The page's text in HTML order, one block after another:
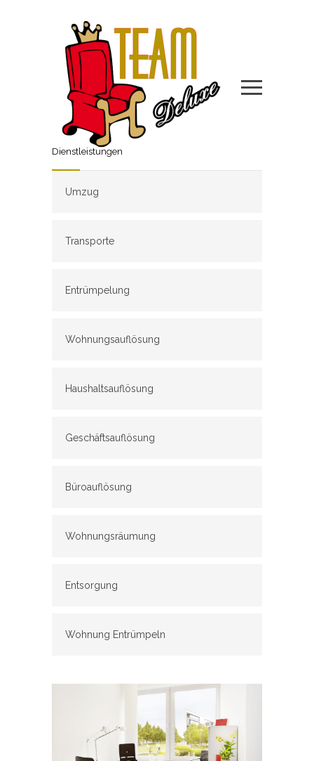
Dienstleistungen
Umzug
Transporte
Entrümpelung
Wohnungsauflösung
Haushaltsauflösung
Geschäftsauflösung
Büroauflösung
Wohnungsräumung
Entsorgung
Wohnung Entrümpeln